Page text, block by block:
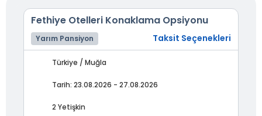
Fethiye Otelleri Konaklama Opsiyonu
Yarım Pansiyon Taksit Seçenekleri
Türkiye / Muğla
Tarih: 23.08.2026 - 27.08.2026
2 Yetişkin